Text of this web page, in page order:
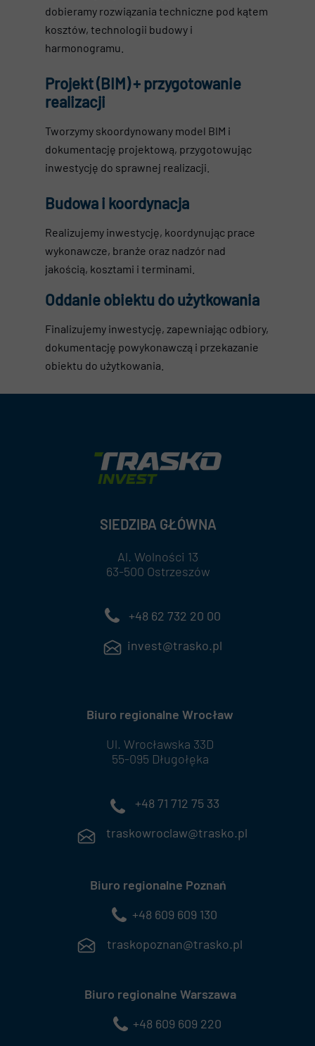
Oddanie obiektu do użytkowania
Finalizujemy inwestycję, zapewniając odbiory,
dokumentację powykonawczą i przekazanie
obiektu do użytkowania.
dobieramy rozwiązania techniczne pod kątem
kosztów, technologii budowy i
harmonogramu.
Projekt (BIM) + przygotowanie
realizacji
Tworzymy skoordynowany model BIM i
dokumentację projektową, przygotowując
inwestycję do sprawnej realizacji.
Budowa i koordynacja
Realizujemy inwestycję, koordynując prace
wykonawcze, branże oraz nadzór nad
jakością, kosztami i terminami.
Biuro regionalne Warszawa
+48 609 609 220
Biuro regionalne Wrocław
Ul. Wrocławska 33D
55-095 Długołęka
+48 71 712 75 33
traskowroclaw@trasko.pl
SIEDZIBA GŁÓWNA
Al. Wolności 13
63-500 Ostrzeszów
+48 62 732 20 00
invest@trasko.pl
Biuro regionalne Poznań
+48 609 609 130
traskopoznan@trasko.pl